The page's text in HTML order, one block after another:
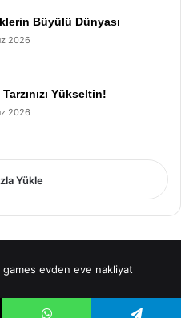
Büyülü Dünyası
2026
Yükseltin!
2026
Yükle
evden eve nakliyat